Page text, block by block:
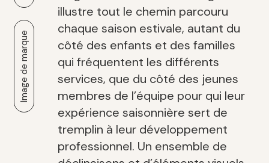
Image de marque
illustre tout le chemin parcouru
chaque saison estivale, autant du
côté des enfants et des familles
qui fréquentent les différents
services, que du côté des jeunes
membres de l’équipe pour qui leur
expérience saisonnière sert de
tremplin à leur développement
professionnel. Un ensemble de